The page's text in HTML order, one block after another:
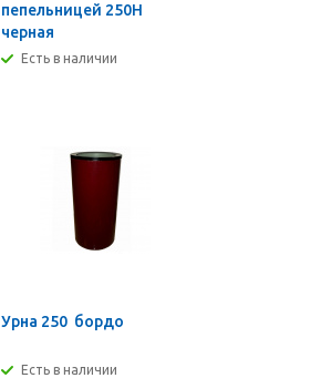
пепельницей 250Н
черная
Есть в наличии
Урна 250 бордо
Есть в наличии